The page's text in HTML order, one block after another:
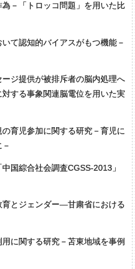
－「トロッコ問題」を用いた比
て認知的バイアスがもつ機能－
ジ提供が被排斥者の脳内処理へ
する事象関連脳電位を用いた実
育児参加に関する研究－育児に
国綜合社会調査CGSS-2013」
とジェンダー―甘粛省における
に関する研究－苫東地域を事例